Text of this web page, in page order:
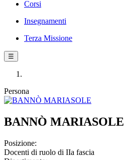
Corsi
Insegnamenti
Terza Missione
☰
Persona
BANNÒ MARIASOLE
Posizione:
Docenti di ruolo di IIa fascia